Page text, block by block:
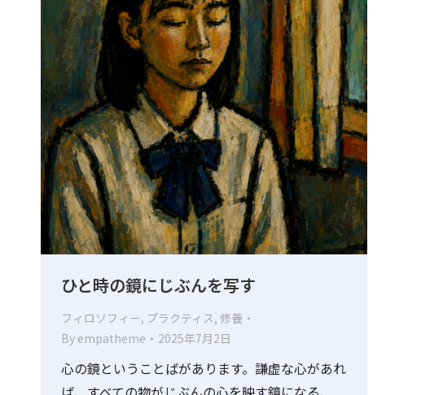
ひと時の鏡にじぶんを写す
フィロソフィー, プラクティス, 修養
By empatheme 2025年7月2日
心の鏡ということばがあります。謙虚な心があれ